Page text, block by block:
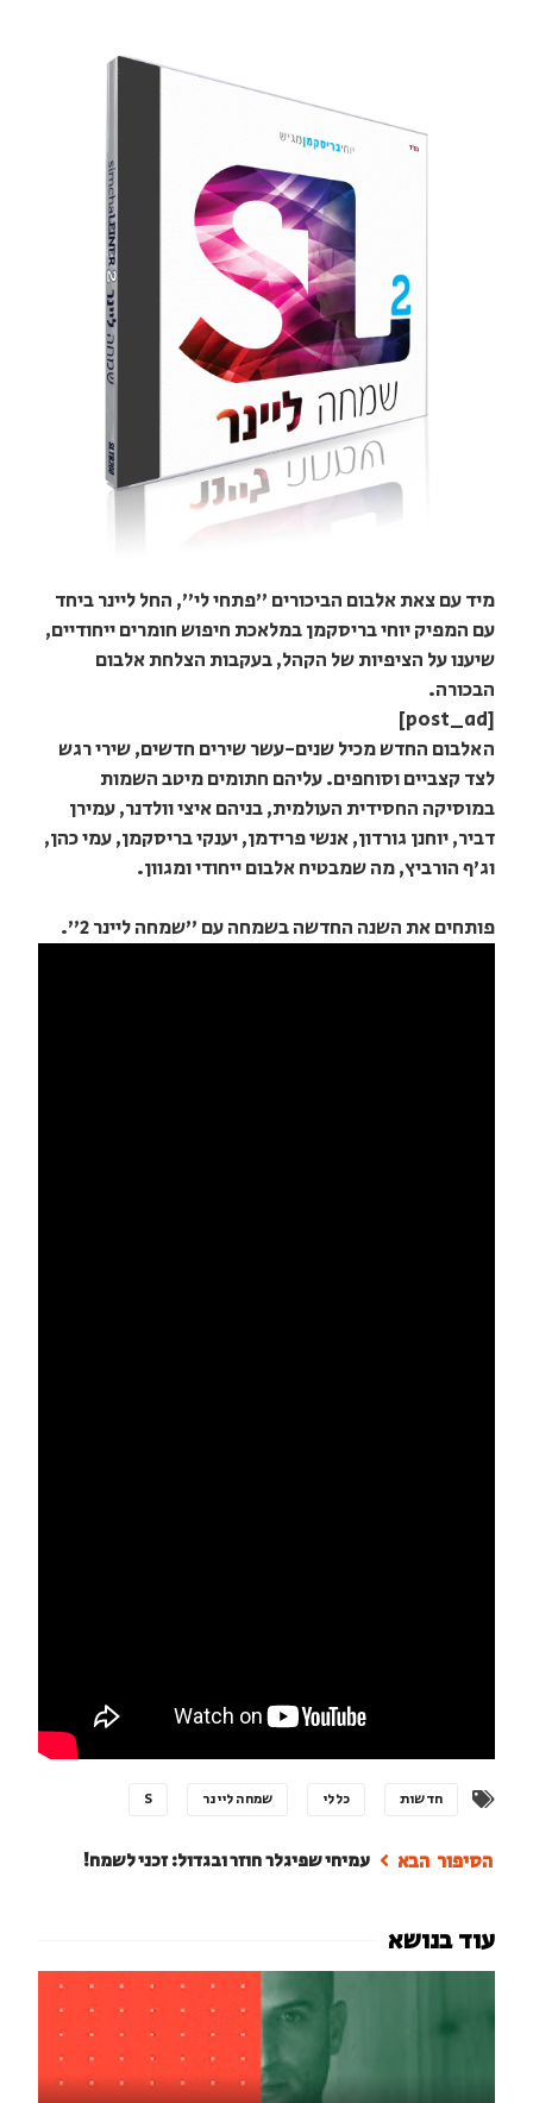
מיד עם צאת אלבום הביכורים "פתחי לי", החל ליינר ביחד
עם המפיק יוחי בריסקמן במלאכת חיפוש חומרים ייחודיים,
שיענו על הציפיות של הקהל, בעקבות הצלחת אלבום
הבכורה.
[post_ad]
האלבום החדש מכיל שנים-עשר שירים חדשים, שירי רגש
לצד קצביים וסוחפים. עליהם חתומים מיטב השמות
במוסיקה החסידית העולמית, בניהם איצי וולדנר, עמירן
דביר, יוחנן גורדון, אנשי פרידמן, יענקי בריסקמן, עמי כהן,
וג'ף הורביץ, מה שמבטיח אלבום ייחודי ומגוון.
פותחים את השנה החדשה בשמחה עם "שמחה ליינר 2".
חדשות כללי שמחה ליינר S
עמיחי שפיגלר חוזר ובגדול: זכני לשמח!